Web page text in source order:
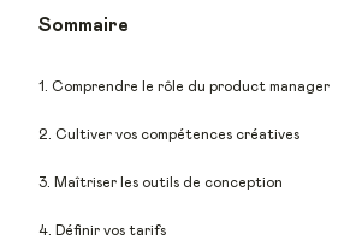
Sommaire
1. Comprendre le rôle du product manager
2. Cultiver vos compétences créatives
3. Maîtriser les outils de conception
4. Définir vos tarifs